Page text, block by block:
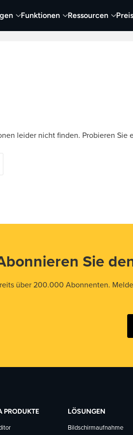
Funktionen Ressourcen
und Aufnehmen Video
leider nicht finden. Probieren Sie
Sie
über 200.000 Abonnenten.
PRODUKTE LÖSUNGEN
Bildschirmaufnahme